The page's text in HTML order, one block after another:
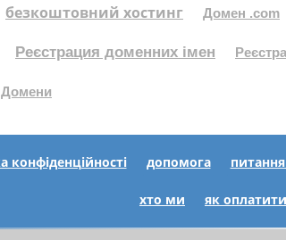
безкоштовний хостинг Домен .com
Реєстрация доменних імен
Домени
конфіденційності допомога питання
хто ми як оплатити